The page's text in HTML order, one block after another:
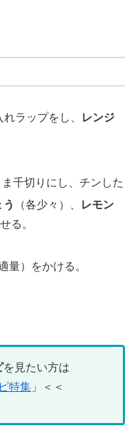
ラップをし、
レンジ
千切りにし、チンした
う （各少々）、
レモン
る。
適量）をかける。
を見たい方は
特集 」＜＜